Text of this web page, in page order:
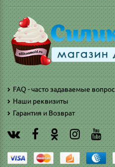
FAQ - часто задаваемые
Наши реквизиты
Гарантия и Возврат